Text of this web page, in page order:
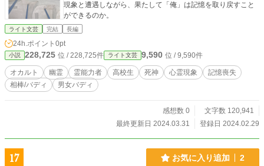
現象と遭遇しながら、果たして「俺」は記憶を取り戻すこと
ができるのか。
ライト文芸 完結 長編
24h.ポイント 0pt
小説 228,725 位 / 228,725件 ライト文芸 9,590 位 / 9,590件
オカルト 幽霊 霊能力者 高校生 死神 心霊現象
記憶喪失
相棒/バディ
男女バディ
感想数 0
文字数 120,941
最終更新日 2024.03.31
登録日 2024.02.29
17 お気に入り追加 2